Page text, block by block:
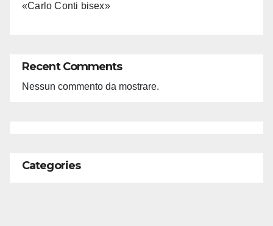
«Carlo Conti bisex»
Recent Comments
Nessun commento da mostrare.
Categories